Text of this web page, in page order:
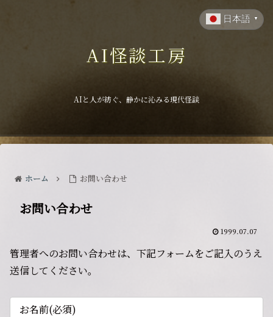
AI怪談工房
AIと人が紡ぐ、静かに沁みる現代怪談
ホーム お問い合わせ
お問い合わせ
1999.07.07
管理者へのお問い合わせは、下記フォームをご記入のうえ
送信してください。
お名前(必須)
日本語 ▼